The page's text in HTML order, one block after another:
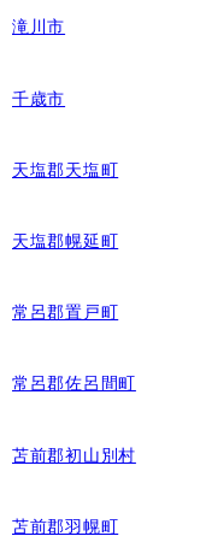
滝川市
千歳市
天塩郡天塩町
天塩郡幌延町
常呂郡置戸町
常呂郡佐呂間町
苫前郡初山別村
苫前郡羽幌町